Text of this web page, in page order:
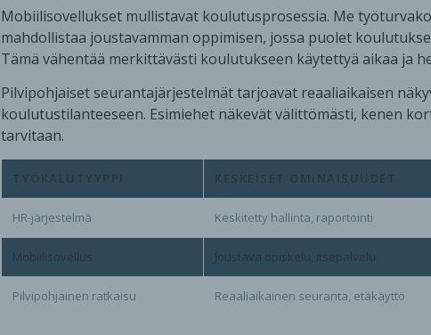
Mobiilisovellukset mullistavat koulutusprosessia. Me
mahdollistaa joustavamman oppimisen, jossa puolet
Tämä vähentää merkittävästi koulutukseen käytettyä aikaa ja
Pilvipohjaiset seurantajärjestelmät tarjoavat reaaliaikaisen
koulutustilanteeseen. Esimiehet näkevät välittömästi, kenen
tarvitaan.
TYÖKALUTYYPPI KESKEISET OMINAISUUDET
HR-järjestelmä Keskitetty hallinta, raportointi
Mobiilisovellus Joustava opiskelu, itsepalvelu
Pilvipohjainen ratkaisu Reaaliaikainen seuranta, etäkäyttö